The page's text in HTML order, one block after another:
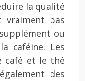
la qualité
vraiment pas
ou
caféine. Les
café et le thé
des